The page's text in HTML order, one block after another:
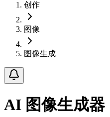
创作
图像
图像生成
AI 图像生成器